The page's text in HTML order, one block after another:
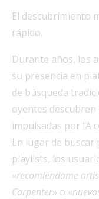
El descubrimiento
rápido.
Durante años, los
su presencia en
de búsqueda
oyentes
impulsadas por IA
En lugar de
playlists, los
«recomiéndame
Carpenter» o «